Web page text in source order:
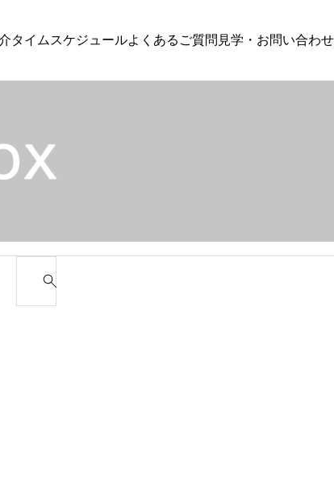
タイムスケジュールよくあるご質問 見学・お問い合わせ
投稿サンプル1 投稿サン
MMAクラス
a